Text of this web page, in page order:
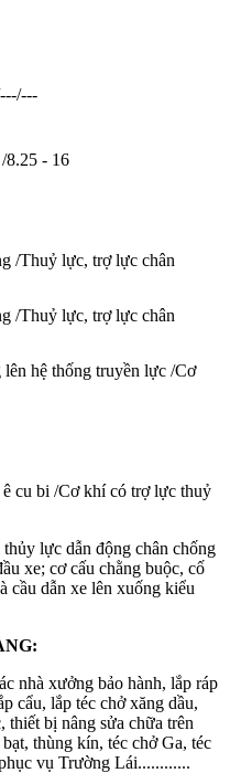
8.25 - 16
/Thuỷ lực, trợ lực chân
/Thuỷ lực, trợ lực chân
lên hệ thống truyền lực /Cơ
cu bi /Cơ khí có trợ lực thuỷ
lực dẫn động chân chống
xe; cơ cấu chằng buộc, cố
cầu dẫn xe lên xuống kiểu
nhà xưởng bảo hành, lắp ráp
cẩu, lắp téc chở xăng dầu,
thiết bị nâng sửa chữa trên
thùng kín, téc chở Ga, téc
vụ Trường Lái............